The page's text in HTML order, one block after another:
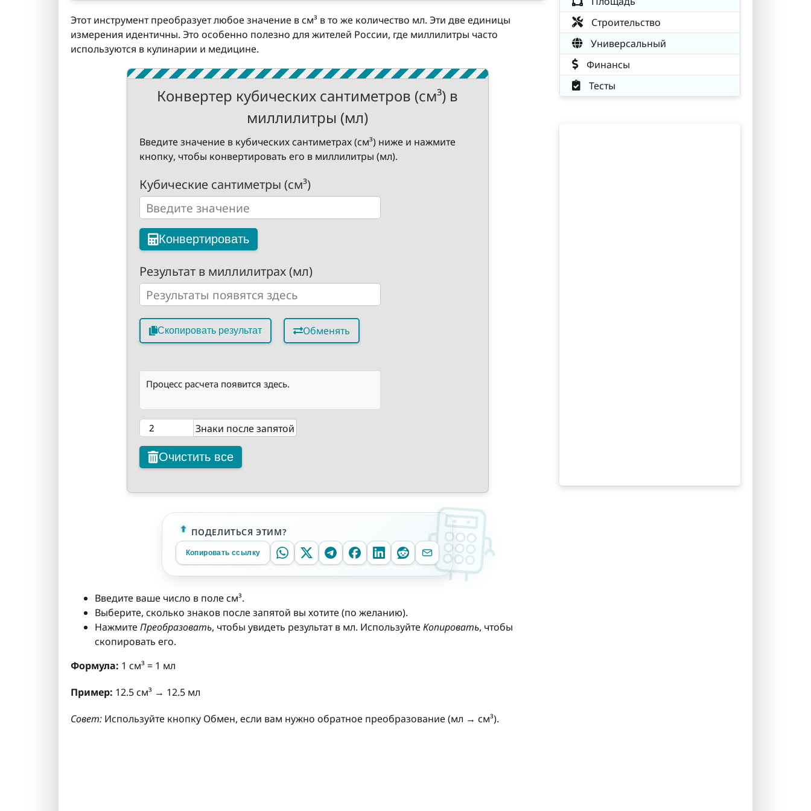
Этот инструмент преобразует любое значение в см³ в то же количество мл. Эти две единицы
измерения идентичны. Это особенно полезно для жителей России, где миллилитры часто
используются в кулинарии и медицине.
Конвертер кубических сантиметров (см³) в
миллилитры (мл)
Введите значение в кубических сантиметрах (см³) ниже и нажмите
кнопку, чтобы конвертировать его в миллилитры (мл).
Кубические сантиметры (см³)
Конвертировать
Результат в миллилитрах (мл)
Скопировать результат Обменять
Процесс расчета появится здесь.
Знаки после запятой
Очистить все
ПОДЕЛИТЬСЯ ЭТИМ?
Копировать ссылку
Введите ваше число в поле см³.
Выберите, сколько знаков после запятой вы хотите (по желанию).
Нажмите Преобразовать, чтобы увидеть результат в мл. Используйте Копировать, чтобы
скопировать его.
Формула: 1 см³ = 1 мл
Пример: 12.5 см³ → 12.5 мл
Совет: Используйте кнопку Обмен, если вам нужно обратное преобразование (мл → см³).
Строительство
Универсальный
Финансы
Тесты